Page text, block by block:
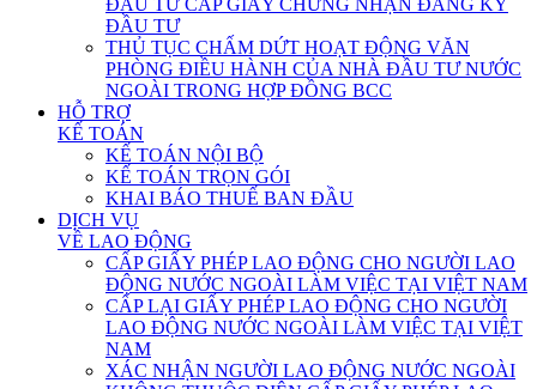
ĐẦU TƯ CẤP GIẤY CHỨNG NHẬN ĐĂNG KÝ
ĐẦU TƯ
THỦ TỤC CHẤM DỨT HOẠT ĐỘNG VĂN
PHÒNG ĐIỀU HÀNH CỦA NHÀ ĐẦU TƯ NƯỚC
NGOÀI TRONG HỢP ĐỒNG BCC
HỖ TRỢ
KẾ TOÁN
KẾ TOÁN NỘI BỘ
KẾ TOÁN TRỌN GÓI
KHAI BÁO THUẾ BAN ĐẦU
DỊCH VỤ
VỀ LAO ĐỘNG
CẤP GIẤY PHÉP LAO ĐỘNG CHO NGƯỜI LAO
ĐỘNG NƯỚC NGOÀI LÀM VIỆC TẠI VIỆT NAM
CẤP LẠI GIẤY PHÉP LAO ĐỘNG CHO NGƯỜI
LAO ĐỘNG NƯỚC NGOÀI LÀM VIỆC TẠI VIỆT
NAM
XÁC NHẬN NGƯỜI LAO ĐỘNG NƯỚC NGOÀI